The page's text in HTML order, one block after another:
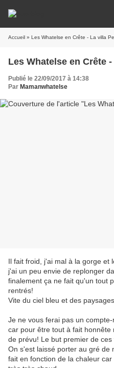
Accueil » Les Whatelse en Crête - La villa
Les Whatelse en Crête
Publié le 22/09/2017 à 14:38
Par Mamanwhatelse
Il fait froid, j'ai mal à la gorge et
j'ai un peu envie de replonger
finalement ça ne fait qu'un tout
rentrés!
Vite du ciel bleu et des
Je ne vous ferai pas un
car pour être tout à fait
de prévu! Le but premier de
On s'est laissé porter au gré de
fait en fonction de la chaleur